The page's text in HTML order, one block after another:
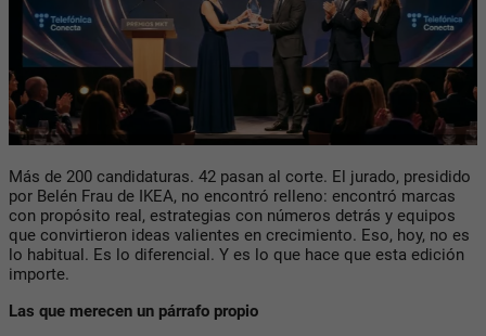
Más de 200 candidaturas. 42 pasan al corte. El jurado, presidido
por Belén Frau de IKEA, no encontró relleno: encontró marcas
con propósito real, estrategias con números detrás y equipos
que convirtieron ideas valientes en crecimiento. Eso, hoy, no es
lo habitual. Es lo diferencial. Y es lo que hace que esta edición
importe.
Las que merecen un párrafo propio